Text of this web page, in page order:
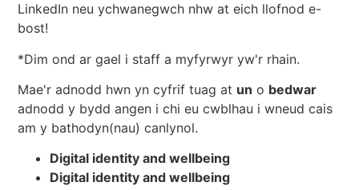
LinkedIn neu ychwanegwch nhw at eich llofnod e-
bost!
*Dim ond ar gael i staff a myfyrwyr yw'r rhain.
Mae'r adnodd hwn yn cyfrif tuag at un o bedwar
adnodd y bydd angen i chi eu cwblhau i wneud cais
am y bathodyn(nau) canlynol.
Digital identity and wellbeing
Digital identity and wellbeing